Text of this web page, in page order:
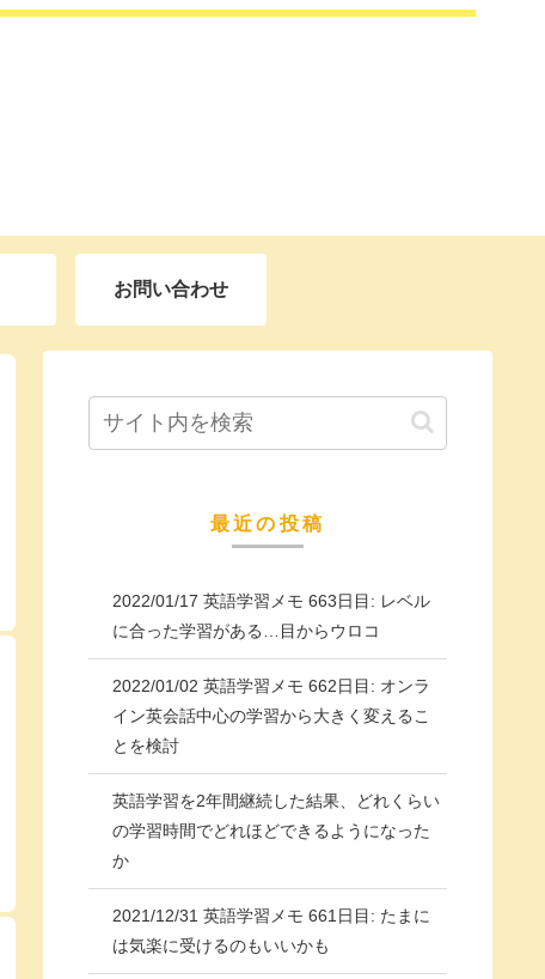
お問い合わせ
最近の投稿
2022/01/17 英語学習メモ 663日目: レベル
に合った学習がある…目からウロコ
2022/01/02 英語学習メモ 662日目: オンラ
イン英会話中心の学習から大きく変えるこ
とを検討
英語学習を2年間継続した結果、どれくらい
の学習時間でどれほどできるようになった
か
2021/12/31 英語学習メモ 661日目: たまに
は気楽に受けるのもいいかも